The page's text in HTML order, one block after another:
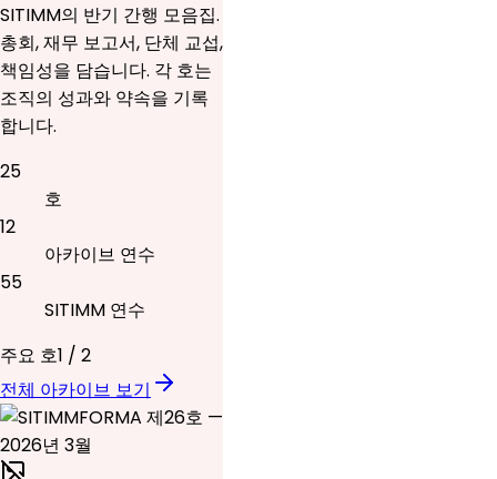
SITIMM의 반기 간행 모음집.
총회, 재무 보고서, 단체 교섭,
책임성을 담습니다. 각 호는
조직의 성과와 약속을 기록
합니다.
25
호
12
아카이브 연수
55
SITIMM 연수
주요 호1 / 2
전체 아카이브 보기